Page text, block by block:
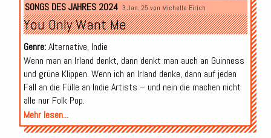
SONGS DES JAHRES 2024 3.Jan. 25 von Michelle Eirich
You Only Want Me
Genre:Alternative, Indie
Wenn man an Irland denkt, dann denkt man auch an Guinness
und grüne Klippen. Wenn ich an Irland denke, dann auf jeden
Fall an die Fülle an Indie Artists – und nein die machen nicht
alle nur Folk Pop.
Mehr lesen...